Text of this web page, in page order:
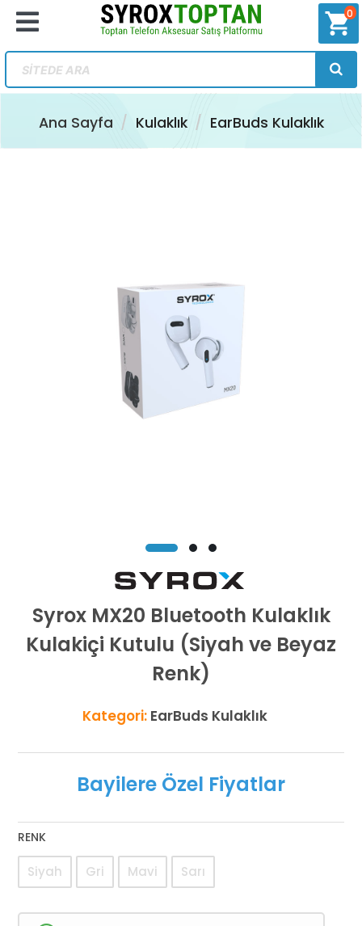
shopping_cart
0
Ana Sayfa Kulaklık EarBuds Kulaklık
Syrox MX20 Bluetooth Kulaklık
Kulakiçi Kutulu (Siyah ve Beyaz
Renk)
Kategori: EarBuds Kulaklık
Bayilere Özel Fiyatlar
RENK
Siyah Gri Mavi Sarı